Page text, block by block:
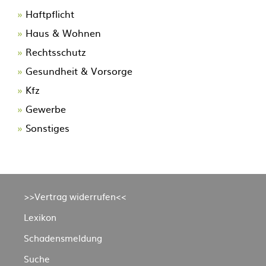
Navigation
überspringen
Haftpflicht
Haus & Wohnen
Rechtsschutz
Gesundheit & Vorsorge
Kfz
Gewerbe
Sonstiges
>>Vertrag widerrufen<<
Lexikon
Schadensmeldung
Suche